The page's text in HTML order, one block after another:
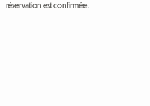
réservation est confirmée.